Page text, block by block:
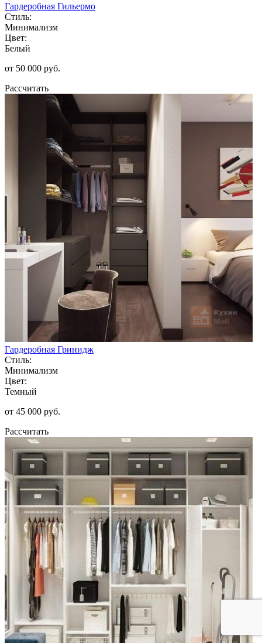
Гардеробная Гильермо
Стиль:
Минимализм
Цвет:
Белый
от 50 000 руб.
Рассчитать
Гардеробная Гринидж
Стиль:
Минимализм
Цвет:
Темный
от 45 000 руб.
Рассчитать